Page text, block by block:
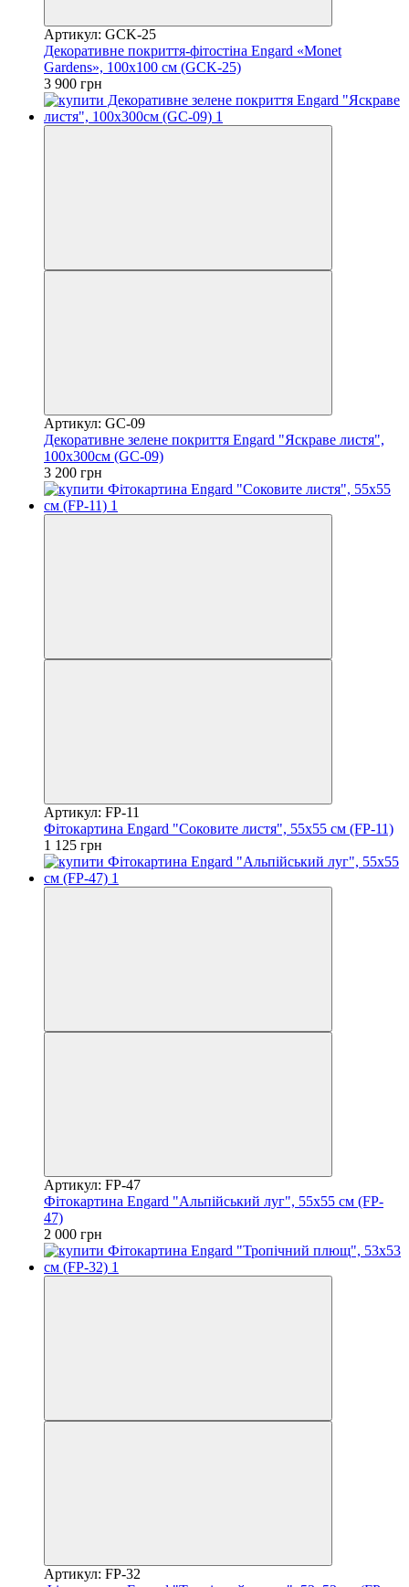
Артикул: GCK-25
Декоративне покриття-фітостіна Engard «Monet
Gardens», 100х100 см (GCK-25)
3 900 грн
Артикул: GC-09
Декоративне зелене покриття Engard "Яскраве листя",
100х300см (GC-09)
3 200 грн
Артикул: FP-11
Фітокартина Engard "Соковите листя", 55х55 см (FP-11)
1 125 грн
Артикул: FP-47
Фітокартина Engard "Альпійський луг", 55х55 см (FP-
47)
2 000 грн
Артикул: FP-32